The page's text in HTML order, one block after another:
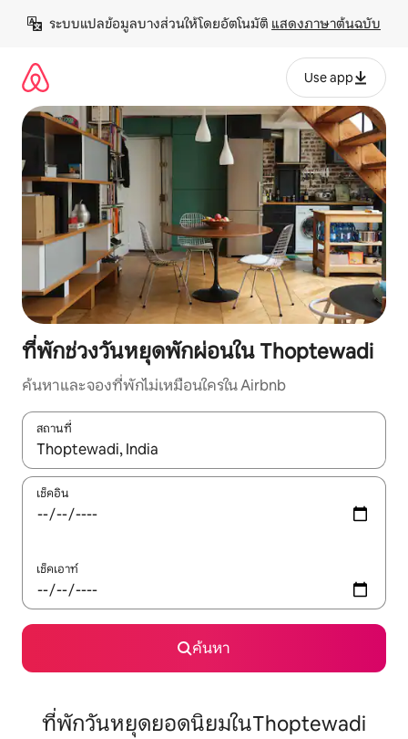
เนื้อหา
ระบบแปลข้อมูลบางส่วนให้โดยอัตโนมัติ แสดงภาษาต้นฉบับ
Use app
ที่พักช่วงวันหยุดพักผ่อนใน Thoptewadi
ค้นหาและจองที่พักไม่เหมือนใครใน Airbnb
สถานที่
ใช้ลูกศรขึ้นลง หรือใช้การสัมผัสหรือปัด เพื่อสำรวจผลการค้นหา
เช็คอิน
เช็คเอาท์
ค้นหา
ที่พักวันหยุดยอดนิยมในThoptewadi